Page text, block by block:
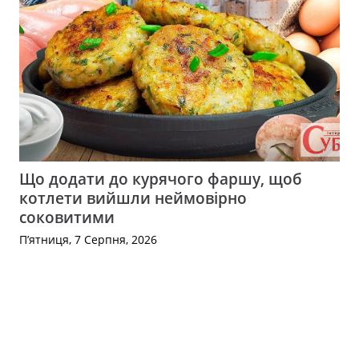
Що додати до курячого фаршу, щоб
котлети вийшли неймовірно
соковитими
П’ятниця, 7 Серпня, 2026